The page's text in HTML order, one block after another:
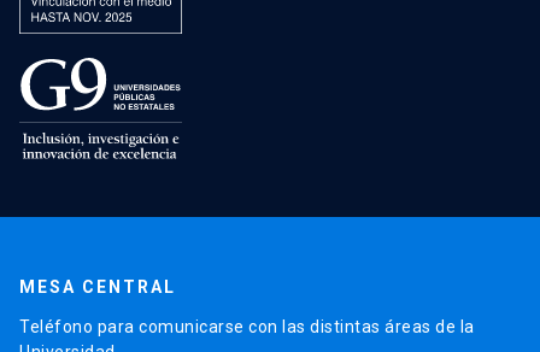
MESA CENTRAL
Teléfono para comunicarse con las distintas áreas de la